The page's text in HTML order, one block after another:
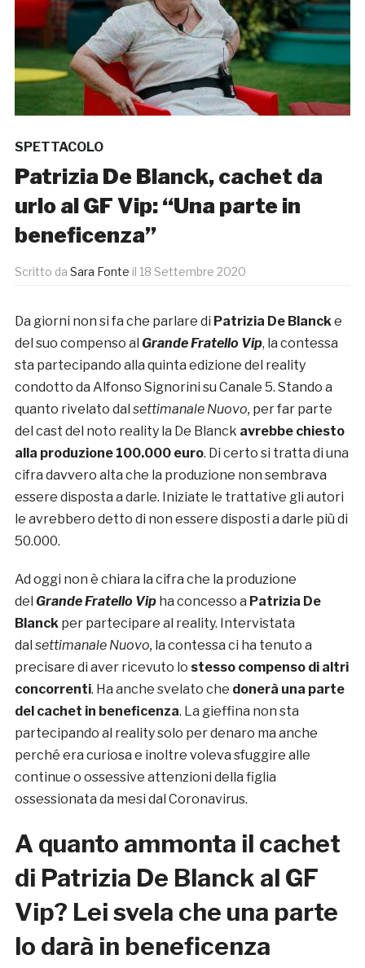
SPETTACOLO
Patrizia De Blanck, cachet da
urlo al GF Vip: “Una parte in
beneficenza”
Scritto da Sara Fonte il 18 Settembre 2020
Da giorni non si fa che parlare di Patrizia De Blancke
del suo compenso al Grande Fratello Vip, la contessa
sta partecipando alla quinta edizione del reality
condotto da Alfonso Signorini su Canale 5. Stando a
quanto rivelato dal settimanale Nuovo, per far parte
del cast del noto reality la De Blanck avrebbe chiesto
alla produzione 100.000 euro. Di certo si tratta di una
cifra davvero alta che la produzione non sembrava
essere disposta a darle. Iniziate le trattative gli autori
le avrebbero detto di non essere disposti a darle più di
50.000.
Ad oggi non è chiara la cifra che la produzione
del Grande Fratello Vip ha concesso a Patrizia De
Blanck per partecipare al reality. Intervistata
dal settimanale Nuovo, la contessa ci ha tenuto a
precisare di aver ricevuto lo stesso compenso di altri
concorrenti. Ha anche svelato che donerà una parte
del cachet in beneficenza. La gieffina non sta
partecipando al reality solo per denaro ma anche
perché era curiosa e inoltre voleva sfuggire alle
continue o ossessive attenzioni della figlia
ossessionata da mesi dal Coronavirus.
A quanto ammonta il cachet
di Patrizia De Blanck al GF
Vip? Lei svela che una parte
lo darà in beneficenza